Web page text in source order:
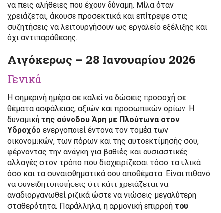
να πεις αλήθειες που έχουν δύναμη. Μίλα όταν
χρειάζεται, άκουσε προσεκτικά και επίτρεψε στις
συζητήσεις να λειτουργήσουν ως εργαλείο εξέλιξης και
όχι αντιπαράθεσης.
Αιγόκερως – 28 Ιανουαρίου 2026
Γενικά
Η σημερινή ημέρα σε καλεί να δώσεις προσοχή σε
θέματα ασφάλειας, αξιών και προσωπικών ορίων. Η
δυναμική της σύνοδου Άρη με Πλούτωνα στον
Υδροχόο ενεργοποιεί έντονα τον τομέα των
οικονομικών, των πόρων και της αυτοεκτίμησής σου,
φέρνοντας την ανάγκη για βαθιές και ουσιαστικές
αλλαγές στον τρόπο που διαχειρίζεσαι τόσο τα υλικά
όσο και τα συναισθηματικά σου αποθέματα. Είναι πιθανό
να συνειδητοποιήσεις ότι κάτι χρειάζεται να
αναδιοργανωθεί ριζικά ώστε να νιώσεις μεγαλύτερη
σταθερότητα. Παράλληλα, η αρμονική επιρροή του